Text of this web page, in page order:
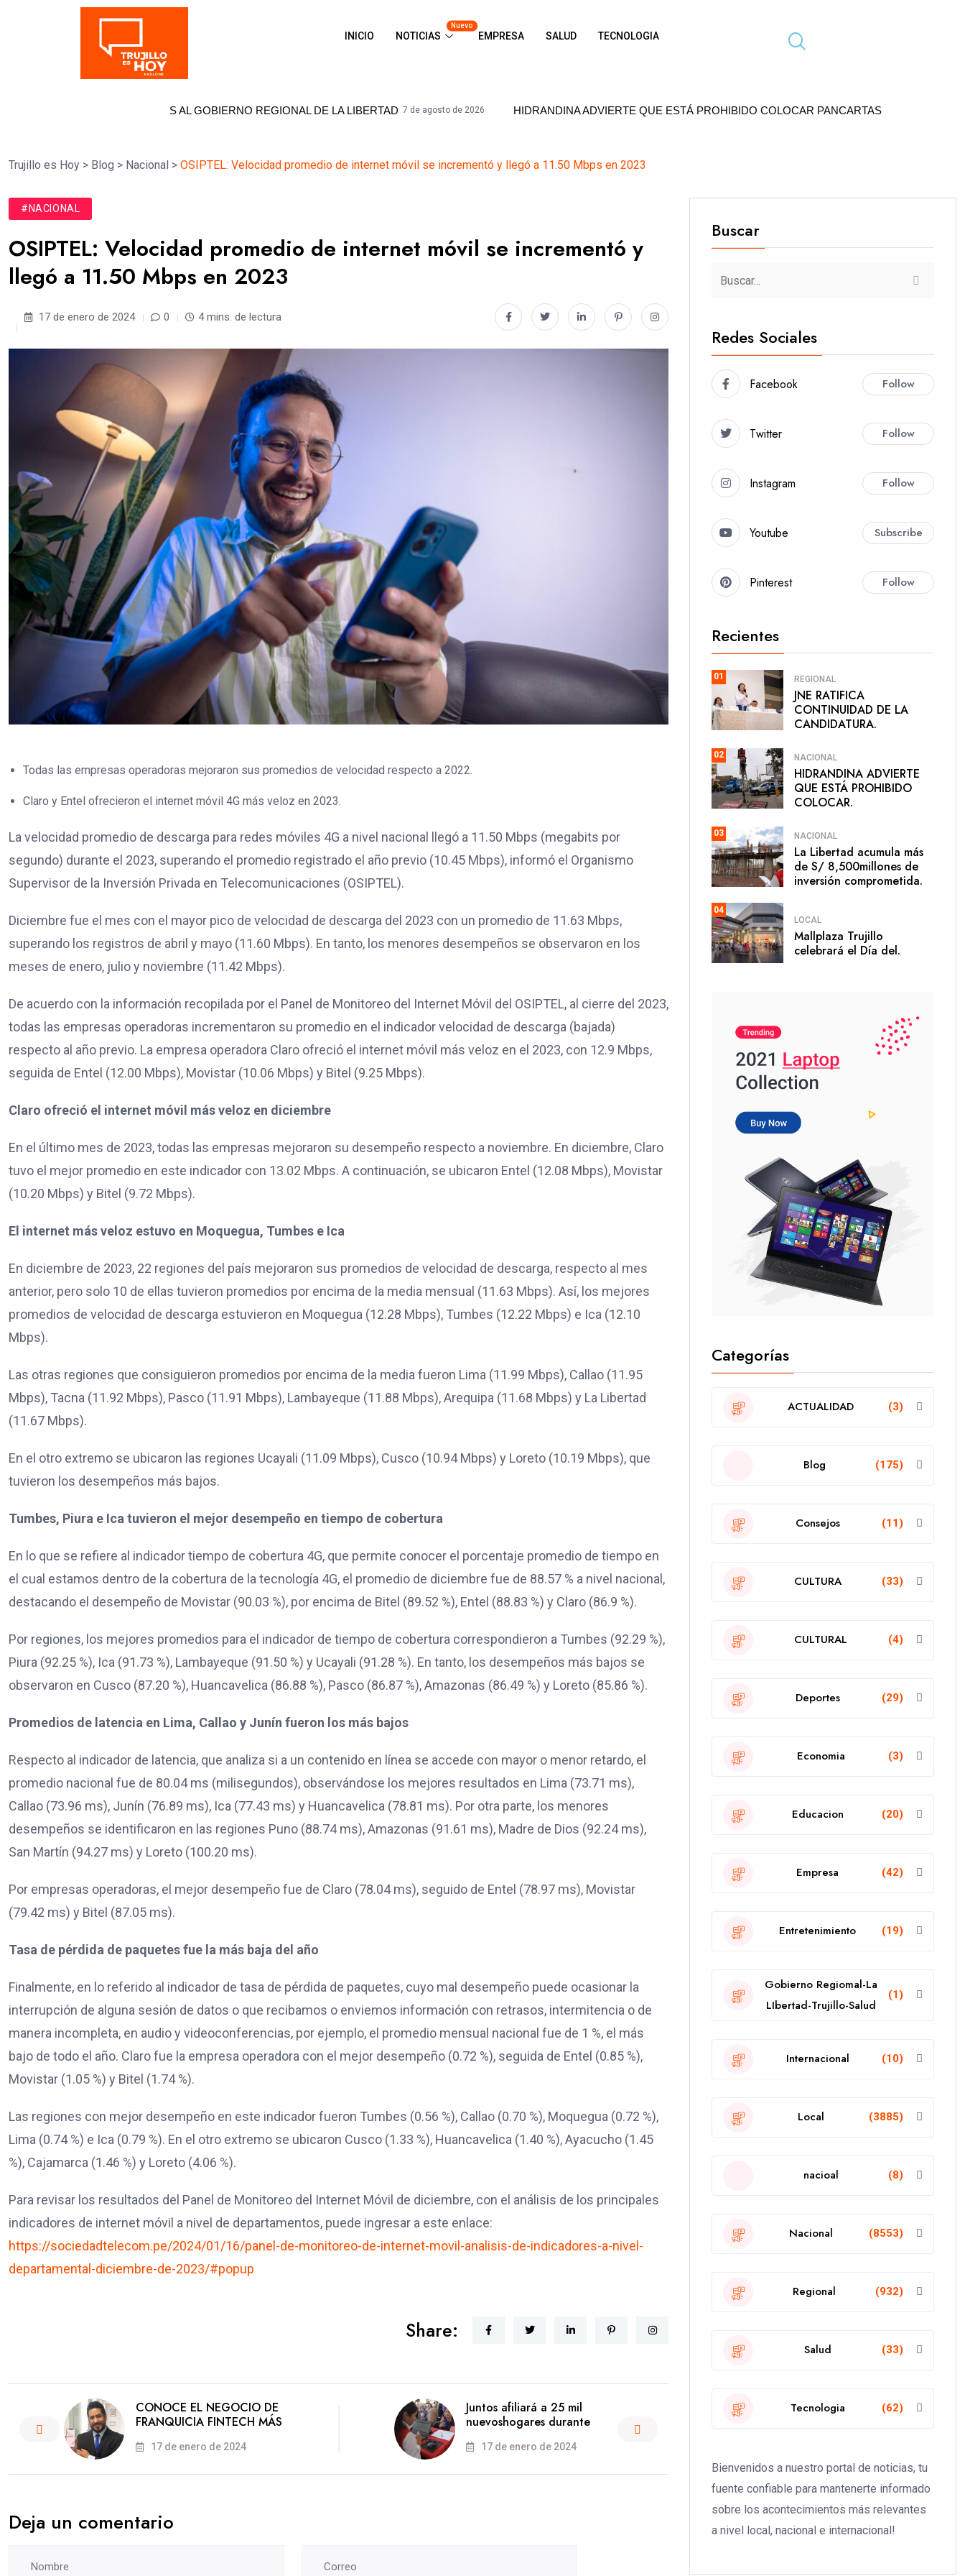
INICIO NOTICIAS
Nuevo
EMPRESA SALUD TECNOLOGIA
PATY BOLAÑOS AL GOBIERNO REGIONAL DE LA LIBERTAD 7 de agosto de 2026 HIDRANDINA ADVIERTE QUE ESTÁ PROHIBIDO COLOCAR PANCARTAS Y PROPAGANDA EN POSTES
Trujillo es Hoy > Blog > Nacional > OSIPTEL: Velocidad promedio de internet móvil se incrementó y llegó a 11.50 Mbps en 2023
#NACIONAL
OSIPTEL: Velocidad promedio de internet móvil se incrementó y
llegó a 11.50 Mbps en 2023
17 de enero de 2024 0 4 mins. de lectura
Todas las empresas operadoras mejoraron sus promedios de velocidad respecto a 2022.
Claro y Entel ofrecieron el internet móvil 4G más veloz en 2023.
La velocidad promedio de descarga para redes móviles 4G a nivel nacional llegó a 11.50 Mbps (megabits por
segundo) durante el 2023, superando el promedio registrado el año previo (10.45 Mbps), informó el Organismo
Supervisor de la Inversión Privada en Telecomunicaciones (OSIPTEL).
Diciembre fue el mes con el mayor pico de velocidad de descarga del 2023 con un promedio de 11.63 Mbps,
superando los registros de abril y mayo (11.60 Mbps). En tanto, los menores desempeños se observaron en los
meses de enero, julio y noviembre (11.42 Mbps).
De acuerdo con la información recopilada por el Panel de Monitoreo del Internet Móvil del OSIPTEL, al cierre del 2023,
todas las empresas operadoras incrementaron su promedio en el indicador velocidad de descarga (bajada)
respecto al año previo. La empresa operadora Claro ofreció el internet móvil más veloz en el 2023, con 12.9 Mbps,
seguida de Entel (12.00 Mbps), Movistar (10.06 Mbps) y Bitel (9.25 Mbps).
Claro ofreció el internet móvil más veloz en diciembre
En el último mes de 2023, todas las empresas mejoraron su desempeño respecto a noviembre. En diciembre, Claro
tuvo el mejor promedio en este indicador con 13.02 Mbps. A continuación, se ubicaron Entel (12.08 Mbps), Movistar
(10.20 Mbps) y Bitel (9.72 Mbps).
El internet más veloz estuvo en Moquegua, Tumbes e Ica
En diciembre de 2023, 22 regiones del país mejoraron sus promedios de velocidad de descarga, respecto al mes
anterior, pero solo 10 de ellas tuvieron promedios por encima de la media mensual (11.63 Mbps). Así, los mejores
promedios de velocidad de descarga estuvieron en Moquegua (12.28 Mbps), Tumbes (12.22 Mbps) e Ica (12.10
Mbps).
Las otras regiones que consiguieron promedios por encima de la media fueron Lima (11.99 Mbps), Callao (11.95
Mbps), Tacna (11.92 Mbps), Pasco (11.91 Mbps), Lambayeque (11.88 Mbps), Arequipa (11.68 Mbps) y La Libertad
(11.67 Mbps).
En el otro extremo se ubicaron las regiones Ucayali (11.09 Mbps), Cusco (10.94 Mbps) y Loreto (10.19 Mbps), que
tuvieron los desempeños más bajos.
Tumbes, Piura e Ica tuvieron el mejor desempeño en tiempo de cobertura
En lo que se refiere al indicador tiempo de cobertura 4G, que permite conocer el porcentaje promedio de tiempo en
el cual estamos dentro de la cobertura de la tecnología 4G, el promedio de diciembre fue de 88.57 % a nivel nacional,
destacando el desempeño de Movistar (90.03 %), por encima de Bitel (89.52 %), Entel (88.83 %) y Claro (86.9 %).
Por regiones, los mejores promedios para el indicador de tiempo de cobertura correspondieron a Tumbes (92.29 %),
Piura (92.25 %), Ica (91.73 %), Lambayeque (91.50 %) y Ucayali (91.28 %). En tanto, los desempeños más bajos se
observaron en Cusco (87.20 %), Huancavelica (86.88 %), Pasco (86.87 %), Amazonas (86.49 %) y Loreto (85.86 %).
Promedios de latencia en Lima, Callao y Junín fueron los más bajos
Respecto al indicador de latencia, que analiza si a un contenido en línea se accede con mayor o menor retardo, el
promedio nacional fue de 80.04 ms (milisegundos), observándose los mejores resultados en Lima (73.71 ms),
Callao (73.96 ms), Junín (76.89 ms), Ica (77.43 ms) y Huancavelica (78.81 ms). Por otra parte, los menores
desempeños se identificaron en las regiones Puno (88.74 ms), Amazonas (91.61 ms), Madre de Dios (92.24 ms),
San Martín (94.27 ms) y Loreto (100.20 ms).
Por empresas operadoras, el mejor desempeño fue de Claro (78.04 ms), seguido de Entel (78.97 ms), Movistar
(79.42 ms) y Bitel (87.05 ms).
Tasa de pérdida de paquetes fue la más baja del año
Finalmente, en lo referido al indicador de tasa de pérdida de paquetes, cuyo mal desempeño puede ocasionar la
interrupción de alguna sesión de datos o que recibamos o enviemos información con retrasos, intermitencia o de
manera incompleta, en audio y videoconferencias, por ejemplo, el promedio mensual nacional fue de 1 %, el más
bajo de todo el año. Claro fue la empresa operadora con el mejor desempeño (0.72 %), seguida de Entel (0.85 %),
Movistar (1.05 %) y Bitel (1.74 %).
Las regiones con mejor desempeño en este indicador fueron Tumbes (0.56 %), Callao (0.70 %), Moquegua (0.72 %),
Lima (0.74 %) e Ica (0.79 %). En el otro extremo se ubicaron Cusco (1.33 %), Huancavelica (1.40 %), Ayacucho (1.45
%), Cajamarca (1.46 %) y Loreto (4.06 %).
Para revisar los resultados del Panel de Monitoreo del Internet Móvil de diciembre, con el análisis de los principales
indicadores de internet móvil a nivel de departamentos, puede ingresar a este enlace:
https://sociedadtelecom.pe/2024/01/16/panel-de-monitoreo-de-internet-movil-analisis-de-indicadores-a-nivel-
departamental-diciembre-de-2023/#popup
Share:
CONOCE EL NEGOCIO DE
FRANQUICIA FINTECH MÁS
17 de enero de 2024
Juntos afiliará a 25 mil
nuevoshogares durante
17 de enero de 2024
Deja un comentario
Buscar
Redes Sociales
Facebook Follow
Twitter Follow
Instagram Follow
Youtube Subscribe
Pinterest Follow
Recientes
01 REGIONAL
JNE RATIFICA
CONTINUIDAD DE LA
CANDIDATURA.
02 NACIONAL
HIDRANDINA ADVIERTE
QUE ESTÁ PROHIBIDO
COLOCAR.
03 NACIONAL
La Libertad acumula más
de S/ 8,500millones de
inversión comprometida.
04
LOCAL
Mallplaza Trujillo
celebrará el Día del.
Categorías
ACTUALIDAD (3)
Blog (175)
Consejos (11)
CULTURA (33)
CULTURAL (4)
Deportes (29)
Economia (3)
Educacion (20)
Empresa (42)
Entretenimiento (19)
Gobierno Regiomal-La
LIbertad-Trujillo-Salud
(1)
Internacional (10)
Local (3885)
nacioal (8)
Nacional (8553)
Regional (932)
Salud (33)
Tecnologia (62)
Bienvenidos a nuestro portal de noticias, tu
fuente confiable para mantenerte informado
sobre los acontecimientos más relevantes
a nivel local, nacional e internacional!